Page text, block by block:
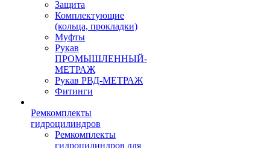
Защита
Комплектующие
(кольца, прокладки)
Муфты
Рукав
ПРОМЫШЛЕННЫЙ-
МЕТРАЖ
Рукав РВД-МЕТРАЖ
Фитинги
Ремкомплекты
гидроцилиндров
Ремкомплекты
гидроцилиндров для